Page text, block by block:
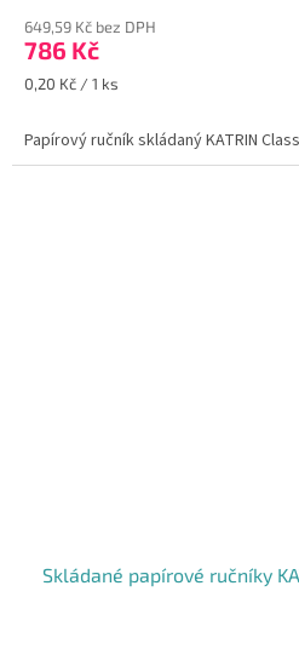
649,59 Kč bez DPH
786 Kč
Měrná
0,20 Kč / 1 ks
Papírový ručník skládaný KATRIN
Skládané papírové ručníky